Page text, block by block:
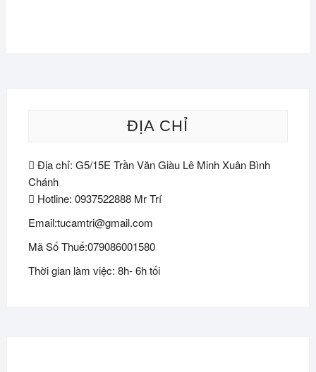
ĐỊA CHỈ
Địa chỉ: G5/15E Trần Văn Giàu Lê Minh Xuân Bình
Chánh
Hotline: 0937522888 Mr Trí
Email:tucamtri@gmail.com
Mã Số Thuế:079086001580
Thời gian làm việc: 8h- 6h tối